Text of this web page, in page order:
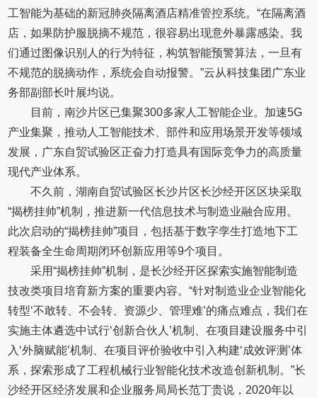
工智能为基础的新冠肺炎隔离酒店精准管控系统。“在隔离酒
店，如果防护服脱摘不规范，很容易出现意外暴露感染。我
们通过图像识别人的行为特征，构筑智能预警算法，一旦有
不规范的脱摘动作，系统会自动报警。”云从科技集团广东业
务部副部长叶展均说。
目前，南沙片区已集聚300多家人工智能企业。加速5G
产业集聚，推动人工智能技术、部件和应用场景开发等领域
发展，广东自贸试验区正奋力打造具有国际竞争力的高质量
现代产业体系。
不久前，湖南自贸试验区长沙片区长沙经开区区块采取
“揭榜挂帅”机制，推进新一代信息技术与制造业融合应用。
此次启动的“揭榜挂帅”项目，包括基于数字孪生打造地下工
程装备全生命周期闭环创新应用等9个项目。
采用“揭榜挂帅”机制，是长沙经开区探索实施智能制造
技改类项目培育新方案的重要内容。“针对制造业企业智能化
转型‘不敢转、不会转、资源少、管理难’的痛点难点，我们在
实施主体遴选中试行‘创新合伙人’机制、在项目建设服务中引
入‘外脑赋能’机制、在项目评价验收中引入构建‘成效评测’体
系，探索形成了工程机械行业智能化技术改造创新机制。”长
沙经开区经济发展和企业服务局局长范丁贵说，2020年以